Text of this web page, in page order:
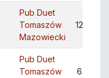
Pub Duet
Tomaszów
Mazowiecki
12
Pub Duet
Tomaszów
6